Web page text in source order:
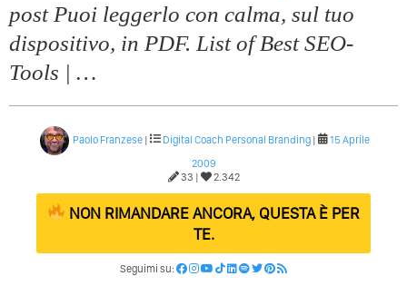
post Puoi leggerlo con calma, sul tuo
dispositivo, in PDF. List of Best SEO-
Tools | …
Paolo Franzese| Digital Coach Personal Branding|
15 Aprile
2009
33 |
2.342
NON RIMANDARE ANCORA, QUESTA È PER
TE.
Seguimi su: